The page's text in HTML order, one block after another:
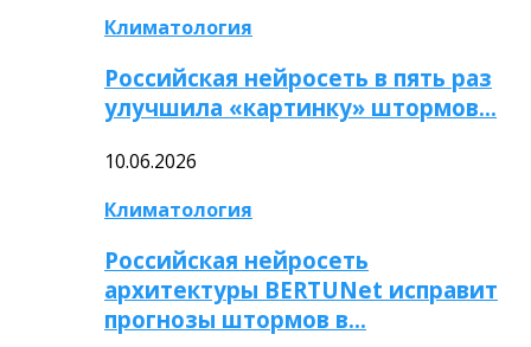
Климатология
Российская нейросеть в пять раз
улучшила «картинку» штормов…
10.06.2026
Климатология
Российская нейросеть
архитектуры BERTUNet исправит
прогнозы штормов в…